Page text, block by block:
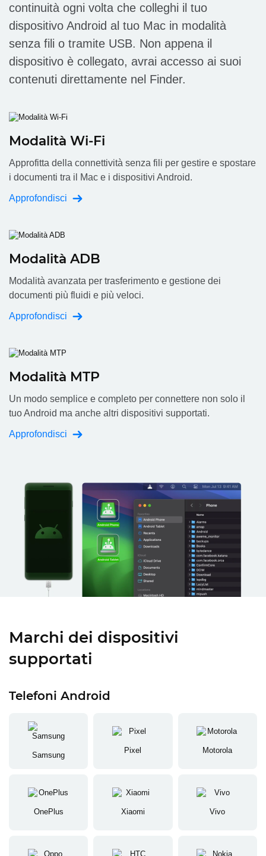
continuità ogni volta che colleghi il tuo
dispositivo Android al tuo Mac in modalità
senza fili o tramite USB. Non appena il
dispositivo è collegato, avrai accesso ai suoi
contenuti direttamente nel Finder.
Modalità Wi-Fi
Approfitta della connettività senza fili per gestire e spostare
i documenti tra il Mac e i dispositivi Android.
Approfondisci
Modalità ADB
Modalità avanzata per trasferimento e gestione dei
documenti più fluidi e più veloci.
Approfondisci
Modalità MTP
Un modo semplice e completo per connettere non solo il
tuo Android ma anche altri dispositivi supportati.
Approfondisci
Marchi dei dispositivi
supportati
Telefoni Android
Samsung
Pixel Motorola
OnePlus Xiaomi Vivo